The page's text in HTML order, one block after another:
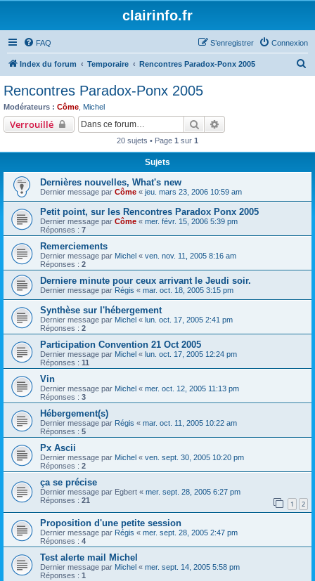
clairinfo.fr
FAQ Connexion
S’enregistrer
Index du forum Temporaire Rencontres Paradox-Ponx 2005
Rencontres Paradox-Ponx 2005
Modérateurs : Côme Michel
Verrouillé Rechercher
20 sujets • Page 1 sur 1
Sujets
Dernières nouvelles, What's new
Dernier message par Côme « jeu. mars 23, 2006 10:59 am
Petit point, sur les Rencontres Paradox Ponx 2005
Dernier message par Côme « mer. févr. 15, 2006 5:39 pm
Réponses : 7
Remerciements
Dernier message par Michel « ven. nov. 11, 2005 8:16 am
Réponses : 2
Derniere minute pour ceux arrivant le Jeudi soir.
Dernier message par Régis « mar. oct. 18, 2005 3:15 pm
Synthèse sur l'hébergement
Dernier message par Michel « lun. oct. 17, 2005 2:41 pm
Réponses : 2
Participation Convention 21 Oct 2005
Dernier message par Michel « lun. oct. 17, 2005 12:24 pm
Réponses : 11
Vin
Dernier message par Michel « mer. oct. 12, 2005 11:13 pm
Réponses : 3
Hébergement(s)
Dernier message par Régis « mar. oct. 11, 2005 10:22 am
Réponses : 5
Px Ascii
Dernier message par Michel « ven. sept. 30, 2005 10:20 pm
Réponses : 2
ça se précise
Dernier message par Egbert « mer. sept. 28, 2005 6:27 pm
Réponses : 21 1 2
Proposition d'une petite session
Dernier message par Régis « mer. sept. 28, 2005 2:47 pm
Réponses : 4
Test alerte mail Michel
Dernier message par Michel « mer. sept. 14, 2005 5:58 pm
Réponses : 1